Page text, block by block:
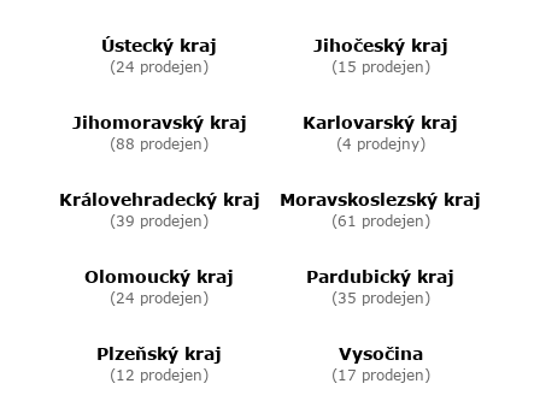
Ústecký kraj
(24 prodejen)
Jihočeský kraj
(15 prodejen)
Jihomoravský kraj
(88 prodejen)
Karlovarský kraj
(4 prodejny)
Královehradecký kraj
(39 prodejen)
Moravskoslezský kraj
(61 prodejen)
Olomoucký kraj
(24 prodejen)
Pardubický kraj
(35 prodejen)
Plzeňský kraj
(12 prodejen)
Vysočina
(17 prodejen)